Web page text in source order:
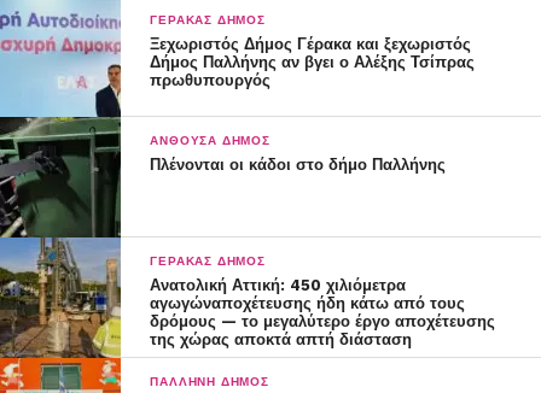
ΓΈΡΑΚΑΣ ΔΉΜΟΣ
Ξεχωριστός Δήμος Γέρακα και ξεχωριστός
Δήμος Παλλήνης αν βγει ο Αλέξης Τσίπρας
πρωθυπουργός
ΑΝΘΟΎΣΑ ΔΉΜΟΣ
Πλένονται οι κάδοι στο δήμο Παλλήνης
ΓΈΡΑΚΑΣ ΔΉΜΟΣ
Ανατολική Αττική: 450 χιλιόμετρα
αγωγώναποχέτευσης ήδη κάτω από τους
δρόμους — το μεγαλύτερο έργο αποχέτευσης
της χώρας αποκτά απτή διάσταση
ΠΑΛΛΉΝΗ ΔΉΜΟΣ